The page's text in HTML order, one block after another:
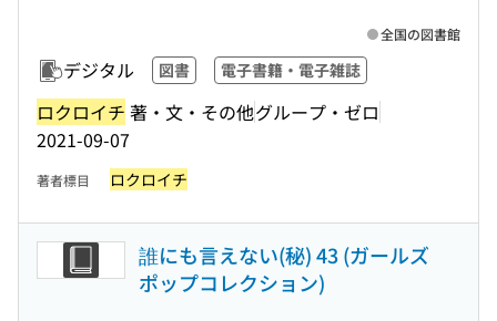
デジタル 図書 電子書籍・電子雑誌
ロクロイチ 著・文・その他グループ・ゼロ
2021-09-07
全国の図書館
著者標目 ロクロイチ
誰にも言えない(秘) 43 (ガールズ
ポップコレクション)